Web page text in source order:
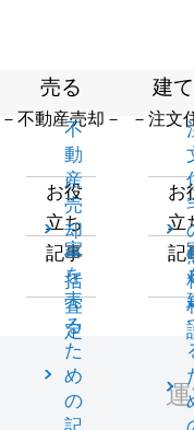
売る
－不動産売却－
不
動
産
売
却
一
括
査
定
お役
立ち
記事
家
を
売
る
た
め
の
記
建
－注文
お
立
記